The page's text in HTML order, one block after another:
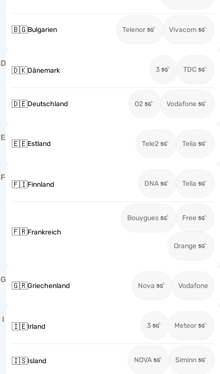
🇧🇬Bulgarien Telenor Vivacom
D
🇩🇰Dänemark 3 TDC
🇩🇪Deutschland O2 Vodafone
E
🇪🇪Estland Tele2 Telia
F
🇫🇮Finnland DNA Telia
🇫🇷Frankreich
Bouygues Free
Orange
G
🇬🇷Griechenland Nova Vodafone
I
🇮🇪Irland 3 Meteor
🇮🇸Island NOVA Siminn